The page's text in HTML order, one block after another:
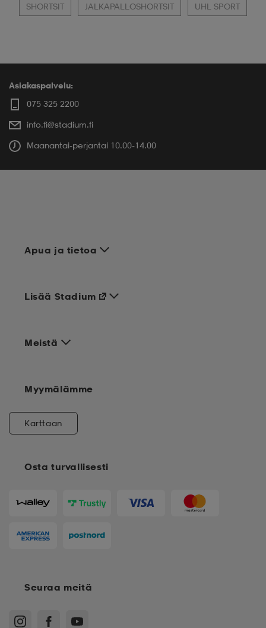
SHORTSIT JALKAPALLOSHORTSIT UHL SPORT
Asiakaspalvelu:
075 325 2200
info.fi@stadium.fi
Maanantai-perjantai 10.00-14.00
Apua ja tietoa
Meistä
Osta turvallisesti
Lisää Stadium
Myymälämme
Karttaan
Seuraa meitä